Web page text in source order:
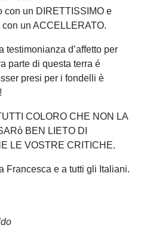
con un DIRETTISSIMO e
un ACCELLERATO.
testimonianza d’affetto per
parte di questa terra é
presi per i fondelli è
COLORO CHE NON LA
BEN LIETO DI
LE VOSTRE CRITICHE.
Francesca e a tutti gli Italiani.